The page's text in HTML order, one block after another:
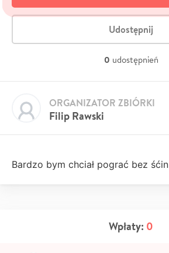
Udostępnij
0 udostępnień
Filip Rawski
ORGANIZATOR ZBIÓRKI
Bardzo bym chciał pograć bez śćin
Wpłaty: 0